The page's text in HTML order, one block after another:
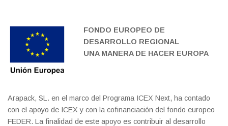
FONDO EUROPEO DE
DESARROLLO REGIONAL
UNA MANERA DE HACER EUROPA
Arapack, SL. en el marco del Programa ICEX Next, ha contado
con el apoyo de ICEX y con la cofinanciación del fondo europeo
FEDER. La finalidad de este apoyo es contribuir al desarrollo